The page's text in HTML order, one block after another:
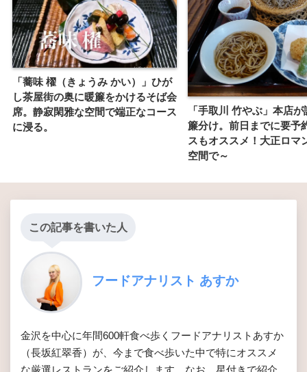
「蕎味 櫂（きょうみ かい）」ひが
し茶屋街の奥に暖簾をかけるそば会
席。静寂閑雅な空間で端正なコース
に浸る。
「手取川 竹やぶ」本店
簾分け。前日までに要予
スもオススメ！大正ロマ
空間で～
この記事を書いた人
フードアナリスト あすか
金沢を中心に年間600軒食べ歩くフードアナリストあすか
（長坂紅翠香）が、今まで食べ歩いた中で特にオススメ
な厳選レストランをご紹介します。なお、星付きで紹介